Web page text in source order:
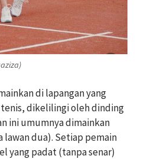
di lapangan yang
dikelilingi oleh dinding
ini umumnya dimainkan
dua). Setiap pemain
yang padat (tanpa senar)